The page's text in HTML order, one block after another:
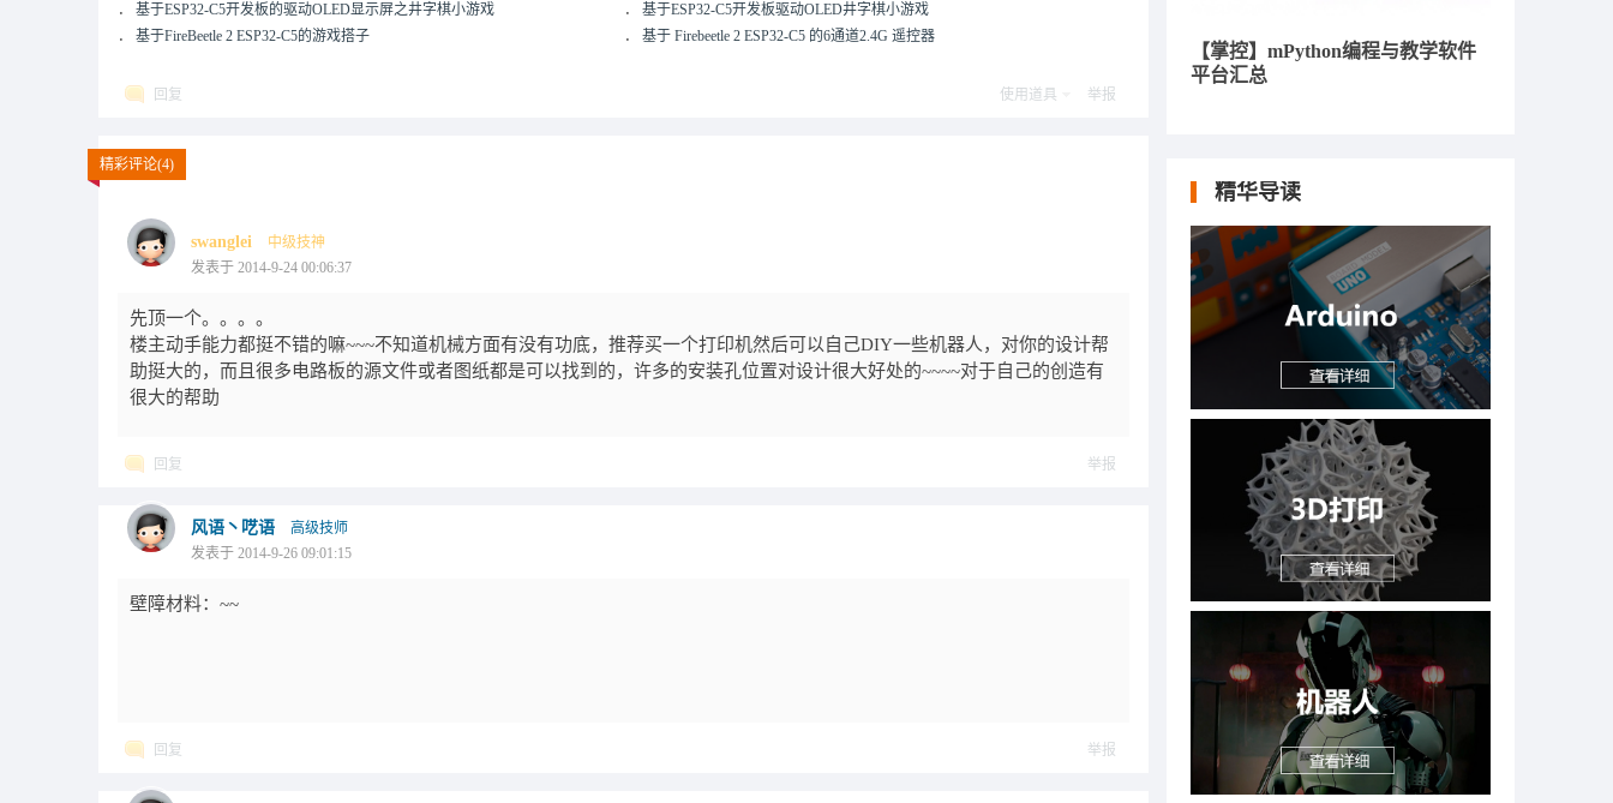
． 基于ESP32-C5开发板的驱动OLED显示屏之井字棋小游戏 ． 基于ESP32-C5开发板驱动OLED井字棋小游戏
． 基于FireBeetle 2 ESP32-C5的游戏搭子 ． 基于 Firebeetle 2 ESP32-C5 的6通道2.4G 遥控器
回复 使用道具 举报
精彩评论(4)
swanglei
中级技神
发表于 2014-9-24 00:06:37
先顶一个。。。。
楼主动手能力都挺不错的嘛~~~不知道机械方面有没有功底，推荐买一个打印机然后可以自己DIY一些机器人，对你的设计帮
助挺大的，而且很多电路板的源文件或者图纸都是可以找到的，许多的安装孔位置对设计很大好处的~~~~对于自己的创造有
很大的帮助
回复 举报
风语丶呓语
高级技师
发表于 2014-9-26 09:01:15
壁障材料：~~
回复 举报
【掌控】mPython编程与教学软件
平台汇总
精华导读